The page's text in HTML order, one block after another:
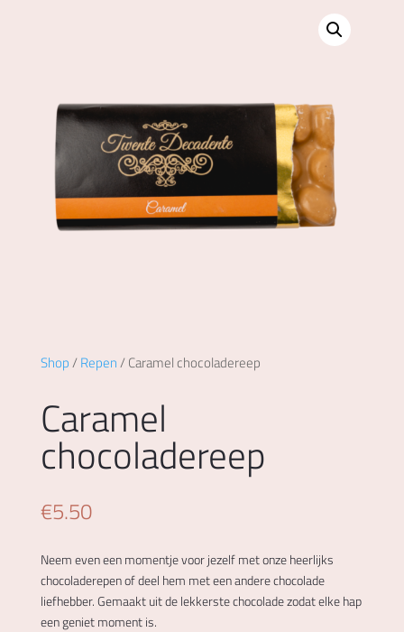
Shop/Repen/ Caramel chocoladereep
Caramel
chocoladereep
€5.50
Neem even een momentje voor jezelf met onze heerlijks
chocoladerepen of deel hem met een andere chocolade
liefhebber. Gemaakt uit de lekkerste chocolade zodat elke hap
een geniet moment is.